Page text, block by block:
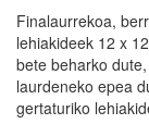
Finalaurrekoa,
lehiakideek 12 x
bete beharko
laurdeneko epea
gertaturiko